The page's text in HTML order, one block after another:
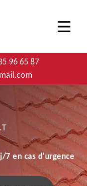
96 65 87
7 en cas d'urgence